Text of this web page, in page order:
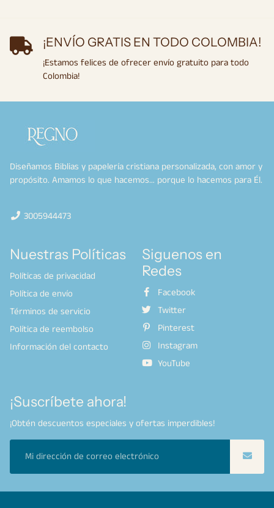
¡ENVÍO GRATIS EN TODO COLOMBIA!
¡Estamos felices de ofrecer envío gratuito para todo
Colombia!
Diseñamos Biblias y papelería cristiana personalizada, con amor y
propósito. Amamos lo que hacemos… porque lo hacemos para Él.
3005944473
Nuestras Políticas
Políticas de privacidad
Política de envío
Términos de servicio
Política de reembolso
Información del contacto
Siguenos en
Redes
Facebook
Twitter
Pinterest
Instagram
YouTube
¡Suscríbete ahora!
¡Obtén descuentos especiales y ofertas imperdibles!